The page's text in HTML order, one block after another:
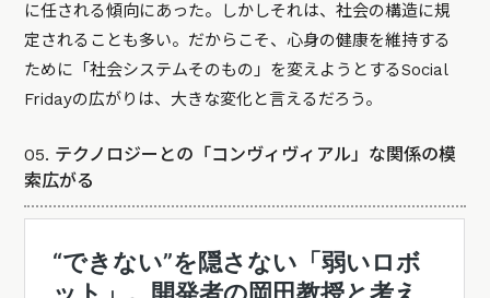
に任される傾向にあった。しかしそれは、社会の構造に規
定されることも多い。だからこそ、心身の健康を維持する
ために「社会システムそのもの」を変えようとするSocial
Fridayの広がりは、大きな変化と言えるだろう。
05. テクノロジーとの「コンヴィヴィアル」な関係の模
索広がる